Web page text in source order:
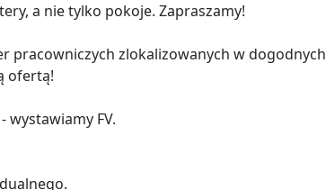
a nie tylko pokoje. Zapraszamy!
pracowniczych zlokalizowanych w dogodnych
ofertą!
wystawiamy FV.